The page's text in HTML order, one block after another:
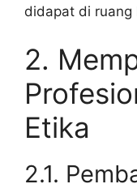
didapat di ruang
2.
Etika
2.1.